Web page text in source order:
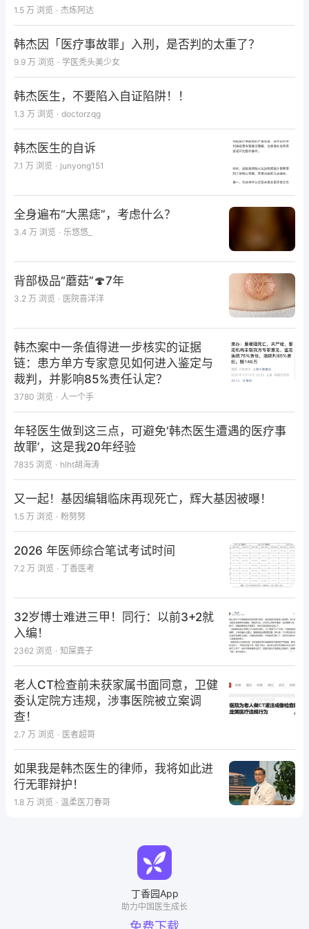
1.5 万 浏览 · 杰炼阿达
韩杰因「医疗事故罪」入刑，是否判的太重了？
9.9 万 浏览 · 学医秃头美少女
韩杰医生，不要陷入自证陷阱！！
1.3 万 浏览 · doctorzqg
韩杰医生的自诉
7.1 万 浏览 · junyong151
全身遍布“大黑痣”，考虑什么？
3.4 万 浏览 · 乐悠悠_
背部极品“蘑菇”🍄7年
3.2 万 浏览 · 医院喜洋洋
韩杰案中一条值得进一步核实的证据
链：患方单方专家意见如何进入鉴定与
裁判，并影响85%责任认定？
3780 浏览 · 人一个手
年轻医生做到这三点，可避免‘韩杰医生遭遇的医疗事
故罪’，这是我20年经验
7835 浏览 · hlht胡海涛
又一起！基因编辑临床再现死亡，辉大基因被曝！
1.5 万 浏览 · 粉努努
2026 年医师综合笔试考试时间
7.2 万 浏览 · 丁香医考
32岁博士难进三甲！同行：以前3+2就
入编！
2362 浏览 · 知屎粪子
老人CT检查前未获家属书面同意，卫健
委认定院方违规，涉事医院被立案调
查！
2.7 万 浏览 · 医者超哥
如果我是韩杰医生的律师，我将如此进
行无罪辩护！
1.8 万 浏览 · 温柔医刀春哥
丁香园App
助力中国医生成长